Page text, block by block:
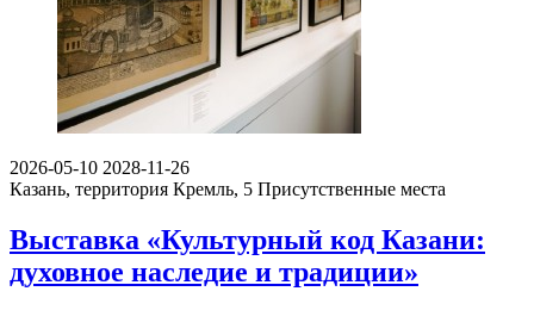
2026-05-10 2028-11-26
Казань, территория Кремль, 5 Присутственные места
Выставка «Культурный код Казани:
духовное наследие и традиции»